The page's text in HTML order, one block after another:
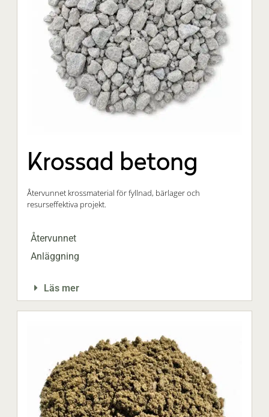
Krossad betong
Återvunnet krossmaterial för fyllnad, bärlager och
resurseffektiva projekt.
Återvunnet
Anläggning
Läs mer